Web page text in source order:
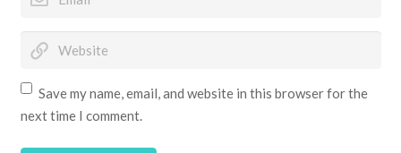
Save my name, email, and website in this browser for the
next time I comment.